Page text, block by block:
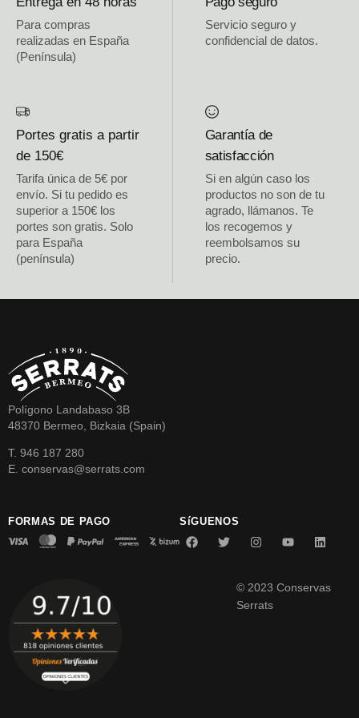
Para compras
realizadas en España
(Península)
Servicio seguro y
confidencial de datos.
Portes gratis a partir
de 150€
Tarifa única de 5€ por
envío. Si tu pedido es
superior a 150€ los
portes son gratis. Solo
para España
(península)
Garantía de
satisfacción
Si en algún caso los
productos no son de tu
agrado, llámanos. Te
los recogemos y
reembolsamos su
precio.
Polígono Landabaso 3B
48370 Bermeo, Bizkaia (Spain)
T. 946 187 280
E. conservas@serrats.com
FORMAS DE PAGO SíGUENOS
© 2023 Conservas
Serrats